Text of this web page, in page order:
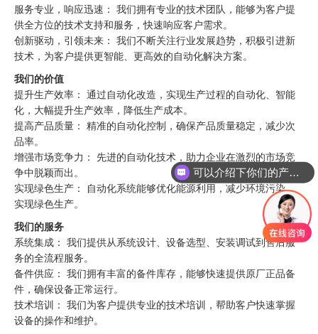
服务专业，响应迅速： 我们拥有专业的技术团队，能够为客户提
供全方位的技术支持和服务，快速响应客户需求。
创新驱动，引领未来： 我们不断关注行业发展趋势，积极引进新
技术，为客户提供更智能、更高效的自动化解决方案。
我们的价值
提升生产效率： 通过自动化改造，实现生产过程的自动化、智能
化，大幅提升生产效率，降低生产成本。
提高产品质量： 精准的自动化控制，确保产品质量稳定，减少次
品率。
增强市场竞争力： 先进的自动化技术，助力企业在激烈的市场竞
争中脱颖而出。
实现绿色生产： 自动化系统能够优化能源利用，减少环境污染，
实现绿色生产。
我们的服务
系统集成： 我们提供从系统设计、设备选型、安装调试到售后服
务的全流程服务。
备件供应： 我们拥有丰富的备件库存，能够快速提供原厂正品备
件，确保设备正常运行。
技术培训： 我们为客户提供专业的技术培训，帮助客户快速掌握
设备的操作和维护。
可以介绍下你们的产品么